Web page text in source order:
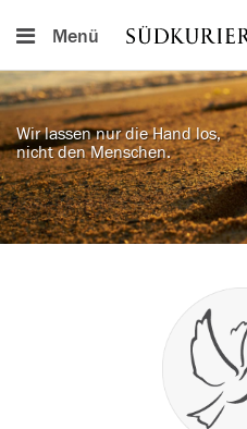
Menü
Wir lassen nur die Hand los,
nicht den Menschen.